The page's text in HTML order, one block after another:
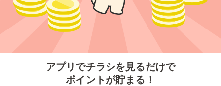
アプリでチラシを見るだけで
ポイントが貯まる！